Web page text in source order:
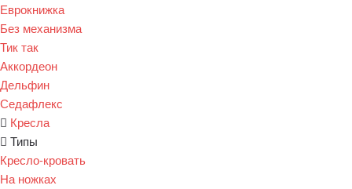
Еврокнижка
Без механизма
Тик так
Аккордеон
Дельфин
Седафлекс
Кресла
Типы
Кресло-кровать
На ножках